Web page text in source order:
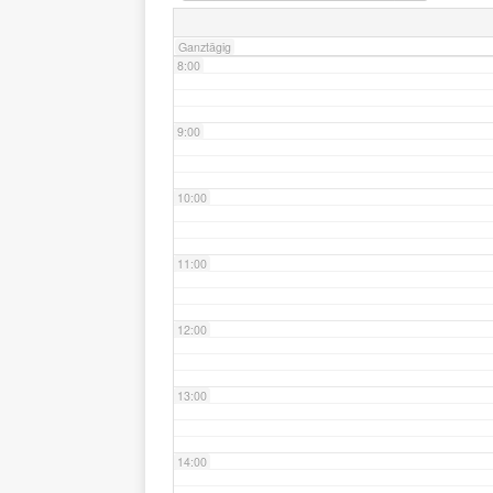
Ganztägig
8:00
9:00
10:00
11:00
12:00
13:00
14:00